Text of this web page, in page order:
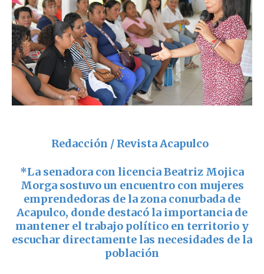
Redacción / Revista Acapulco
*La senadora con licencia Beatriz Mojica
Morga sostuvo un encuentro con mujeres
emprendedoras de la zona conurbada de
Acapulco, donde destacó la importancia de
mantener el trabajo político en territorio y
escuchar directamente las necesidades de la
población